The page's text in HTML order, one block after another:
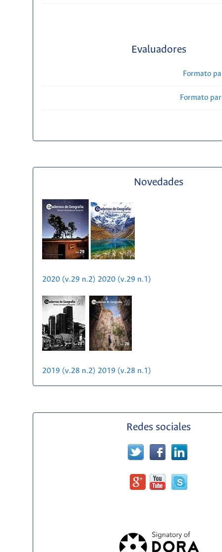
Evaluadores
Formato
Formato
Novedades
2020 (v.29 n.2) 2020 (v.29 n.1)
2019 (v.28 n.2) 2019 (v.28 n.1)
Redes sociales